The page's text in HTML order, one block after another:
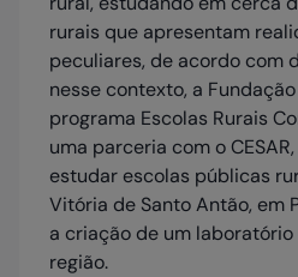
rurais que apresentam
peculiares, de acordo com
nesse contexto, a
programa Escolas Rurais
uma parceria com o
estudar escolas públicas
Vitória de Santo Antão, em
a criação de um
região.